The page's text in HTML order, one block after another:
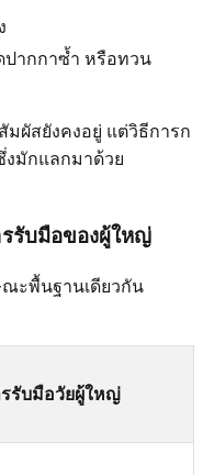
ปากกาซ้ำ หรือทวน
ผัสยังคงอยู่ แต่วิธีการก
มักแลกมาด้วย
รรับมือของผู้ใหญ่
ะพื้นฐานเดียวกัน
รับมือวัยผู้ใหญ่